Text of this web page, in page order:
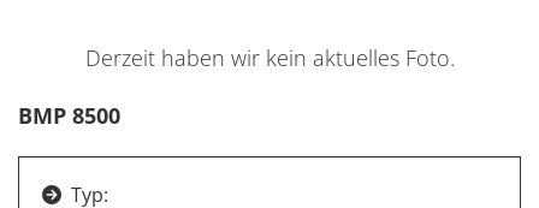
Derzeit haben wir kein aktuelles Foto.
BMP 8500
 Typ: